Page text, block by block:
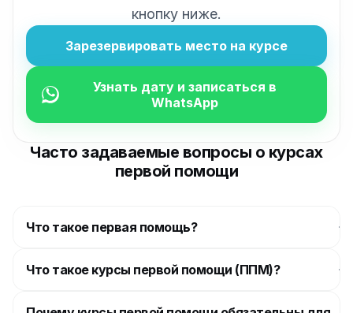
кнопку ниже.
Зарезервировать место на курсе
Узнать дату и записаться в
WhatsApp
Часто задаваемые вопросы о курсах
первой помощи
Что такое первая помощь?
Что такое курсы первой помощи (ППМ)?